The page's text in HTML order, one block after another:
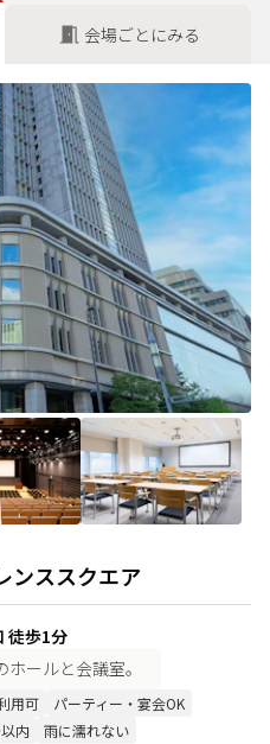
会場ごとにみる
ンススクエア
徒歩1分
ールと会議室。
用可
パーティー・宴会OK
内
雨に濡れない